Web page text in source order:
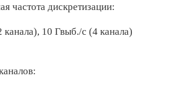
частота дискретизации:
канала), 10 Гвыб./с (4 канала)